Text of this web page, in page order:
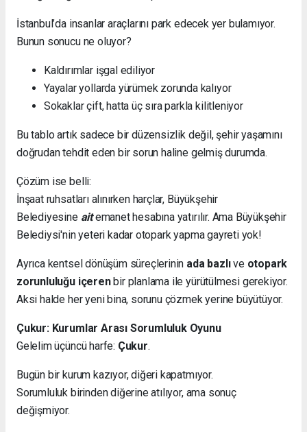
İstanbul’da insanlar araçlarını park edecek yer bulamıyor.
Bunun sonucu ne oluyor?
Kaldırımlar işgal ediliyor
Yayalar yollarda yürümek zorunda kalıyor
Sokaklar çift, hatta üç sıra parkla kilitleniyor
Bu tablo artık sadece bir düzensizlik değil, şehir yaşamını
doğrudan tehdit eden bir sorun haline gelmiş durumda.
Çözüm ise belli:
İnşaat ruhsatları alınırken harçlar, Büyükşehir
Belediyesine aitemanet hesabına yatırılır. Ama Büyükşehir
Belediysi'nin yeteri kadar otopark yapma gayreti yok!
Ayrıca kentsel dönüşüm süreçlerinin ada bazlıve otopark
zorunluluğu içerenbir planlama ile yürütülmesi gerekiyor.
Aksi halde her yeni bina, sorunu çözmek yerine büyütüyor.
Çukur: Kurumlar Arası Sorumluluk Oyunu
Gelelim üçüncü harfe: Çukur.
Bugün bir kurum kazıyor, diğeri kapatmıyor.
Sorumluluk birinden diğerine atılıyor, ama sonuç
değişmiyor.